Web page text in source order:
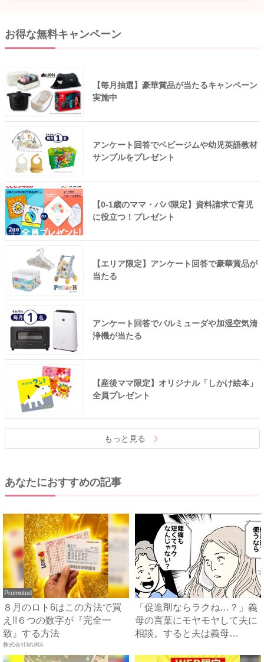
お得な無料キャンペーン
【毎月抽選】豪華賞品が当たるキャンペーン
実施中
アンケート回答でベビージムや幼児英語教材
サンプルをプレゼント
【0-1歳のママ・パパ限定】資料請求で育児
に役立つ！プレゼント
【エリア限定】アンケート回答で豪華賞品が
当たる
アンケート回答でバルミューダや加湿空気清
浄機が当たる
【産後ママ限定】オリジナル「しかけ絵本」
全員プレゼント
もっと見る
あなたにおすすめの記事
Promoted
８月のロト6はこの方法で買
え!!６つの数字が『完全一
致』する方法
株式会社MURA
「促進剤ならラクね…？」義
母の言葉にモヤモヤして夫に
相談。すると夫は義母